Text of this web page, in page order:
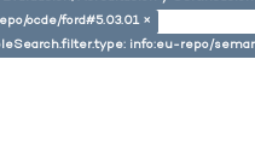
ocde/ford#5.03.01 ×
info:eu-repo/